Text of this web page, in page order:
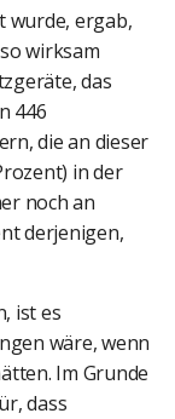
wurde, ergab,
wirksam
das
446
die an dieser
in der
noch an
derjenigen,
ist es
wäre, wenn
Im Grunde
dass